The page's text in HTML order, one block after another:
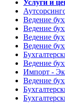
Услуги и
Ведение
Ведение
Ведение
Ведение
Ведение
Импорт -
Ведение